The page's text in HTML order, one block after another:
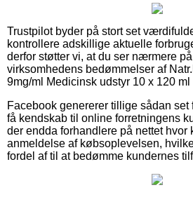
Trustpilot byder på stort set
kontrollere adskillige aktuelle
derfor støtter vi, at du ser nærmere
virksomhedens bedømmelser af
9mg/ml Medicinsk udstyr 10 x 120
Facebook genererer tillige sådan set
få kendskab til online forretningens
der endda forhandlere på nettet hvor
anmeldelse af købsoplevelsen,
fordel af til at bedømme kundernes